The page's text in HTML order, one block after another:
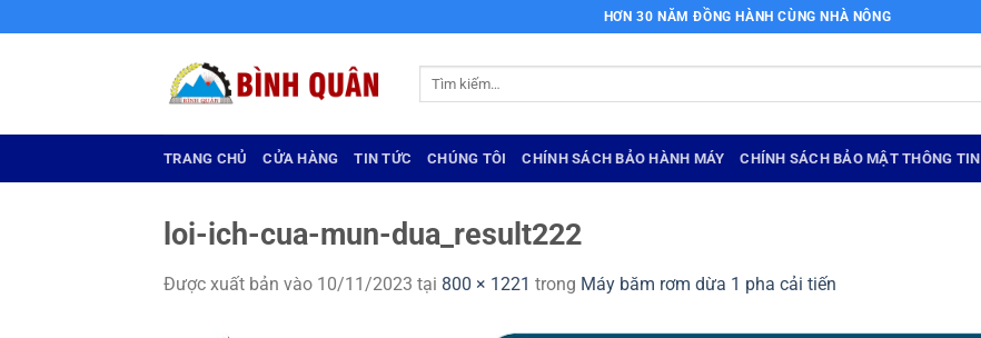
qua
HƠN 30 NĂM ĐỒNG HÀNH CÙNG NHÀ NÔNG
TRANG CHỦ CỬA HÀNG TIN TỨC CHÚNG TÔI CHÍNH SÁCH BẢO HÀNH MÁY CHÍNH SÁCH BẢO MẬT THÔNG TIN
loi-ich-cua-mun-dua_result222
Được xuất bản vào 10/11/2023 tại 800 × 1221 trong Máy băm rơm dừa 1 pha cải tiến